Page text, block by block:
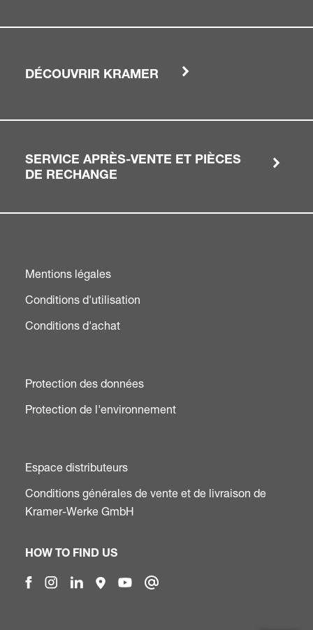
DÉCOUVRIR KRAMER
SERVICE APRÈS-VENTE ET PIÈCES
DE RECHANGE
Mentions légales
Conditions d'utilisation
Conditions d'achat
Protection des données
Protection de l'environnement
Espace distributeurs
Conditions générales de vente et de livraison de
Kramer-Werke GmbH
HOW TO FIND US